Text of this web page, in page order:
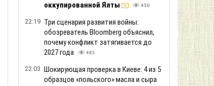
оккупированной Ялты
430
22:19 Три сценария развития войны:
обозреватель Bloomberg объяснил,
почему конфликт затягивается до
2027 года
485
22:03 Шокирующая проверка в Киеве: 4 из 5
образцов «польского» масла и сыра